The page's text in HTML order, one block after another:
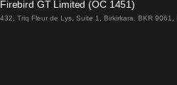
Comboios De Barcelona A Madrid
Firebird GT Limited (OC 1451)
432, Triq Fleur de Lys, Suite 1, Birkirkara, BKR 9061,